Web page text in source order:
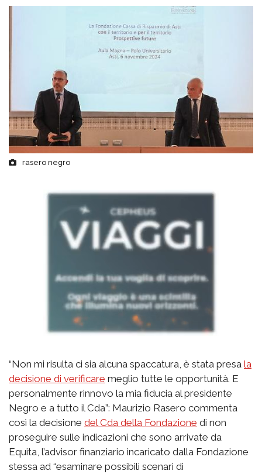
rasero negro
“Non mi risulta ci sia alcuna spaccatura, è stata presa la
decisione di verificare meglio tutte le opportunità. E
personalmente rinnovo la mia fiducia al presidente
Negro e a tutto il Cda”: Maurizio Rasero commenta
così la decisione del Cda della Fondazione di non
proseguire sulle indicazioni che sono arrivate da
Equita, l’advisor finanziario incaricato dalla Fondazione
stessa ad “esaminare possibili scenari di